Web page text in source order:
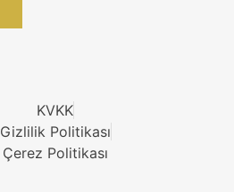
KVKK
Gizlilik Politikası
Çerez Politikası